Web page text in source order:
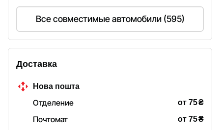
Все совместимые автомобили (595)
Доставка
Нова пошта
Отделение от 75₴
Почтомат
от 75₴